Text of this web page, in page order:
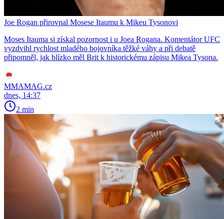
Joe Rogan přirovnal Mosese Itaumu k Mikeu Tysonovi
Moses Itauma si získal pozornost i u Joea Rogana. Komentátor UFC
vyzdvihl rychlost mladého bojovníka těžké váhy a při debatě
připomněl, jak blízko měl Brit k historickému zápisu Mikea Tysona.
MMAMAG.cz
dnes, 14:37
2 min